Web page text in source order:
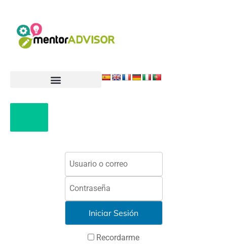
Recordarme